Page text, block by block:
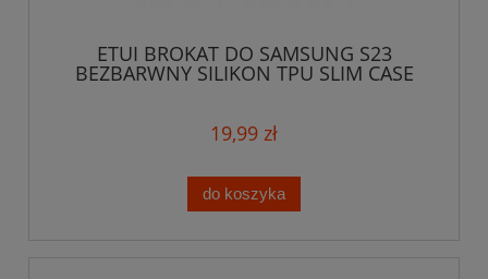
ETUI BROKAT DO SAMSUNG S23
BEZBARWNY SILIKON TPU SLIM CASE
19,99 zł
do koszyka